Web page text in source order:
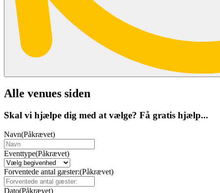
Alle venues siden
Skal vi hjælpe dig med at vælge? Få gratis hjælp...
Navn(Påkrævet)
Eventtype(Påkrævet)
Forventede antal gæster:(Påkrævet)
Dato(Påkrævet)